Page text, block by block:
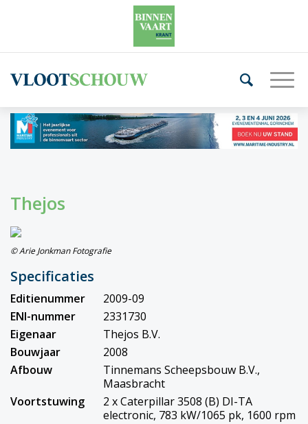
Thejos
© Arie Jonkman Fotografie
Specificaties
Editienummer
2009-09
ENI-nummer
2331730
Eigenaar
Thejos B.V.
Bouwjaar
2008
Afbouw
Tinnemans Scheepsbouw B.V.,
Maasbracht
Voortstuwing
2 x Caterpillar 3508 (B) DI-TA
electronic, 783 kW/1065 pk, 1600 rpm